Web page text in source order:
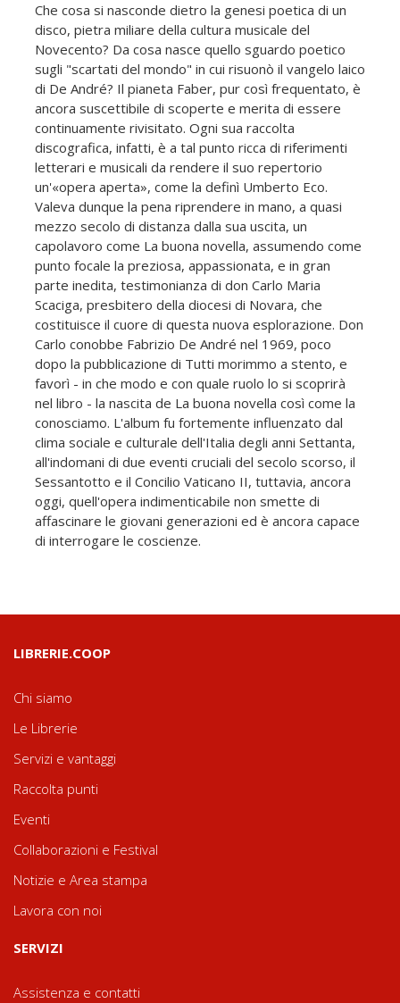
Che cosa si nasconde dietro la genesi poetica di un
disco, pietra miliare della cultura musicale del
Novecento? Da cosa nasce quello sguardo poetico
sugli "scartati del mondo" in cui risuonò il vangelo laico
di De André? Il pianeta Faber, pur così frequentato, è
ancora suscettibile di scoperte e merita di essere
continuamente rivisitato. Ogni sua raccolta
discografica, infatti, è a tal punto ricca di riferimenti
letterari e musicali da rendere il suo repertorio
un'«opera aperta», come la definì Umberto Eco.
Valeva dunque la pena riprendere in mano, a quasi
mezzo secolo di distanza dalla sua uscita, un
capolavoro come La buona novella, assumendo come
punto focale la preziosa, appassionata, e in gran
parte inedita, testimonianza di don Carlo Maria
Scaciga, presbitero della diocesi di Novara, che
costituisce il cuore di questa nuova esplorazione. Don
Carlo conobbe Fabrizio De André nel 1969, poco
dopo la pubblicazione di Tutti morimmo a stento, e
favorì - in che modo e con quale ruolo lo si scoprirà
nel libro - la nascita de La buona novella così come la
conosciamo. L'album fu fortemente influenzato dal
clima sociale e culturale dell'Italia degli anni Settanta,
all'indomani di due eventi cruciali del secolo scorso, il
Sessantotto e il Concilio Vaticano II, tuttavia, ancora
oggi, quell'opera indimenticabile non smette di
affascinare le giovani generazioni ed è ancora capace
di interrogare le coscienze.
LIBRERIE.COOP
Chi siamo
Le Librerie
Servizi e vantaggi
Raccolta punti
Eventi
Collaborazioni e Festival
Notizie e Area stampa
Lavora con noi
SERVIZI
Assistenza e contatti